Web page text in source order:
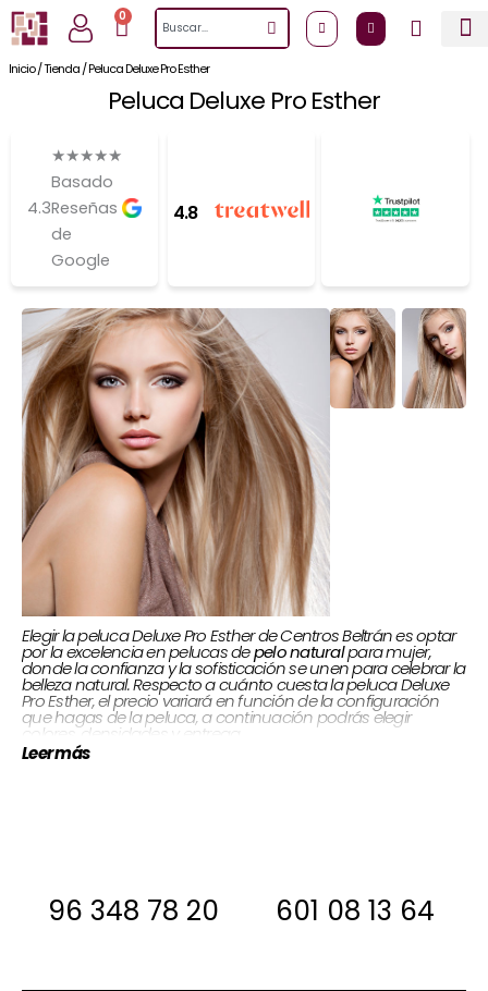
al
contenido
0
CartSearch
Inicio/Tienda/Peluca Deluxe Pro Esther
Peluca Deluxe Pro Esther
4.3
★★★★★
Basado
Reseñas
de
Google
4.8
Elegir la peluca Deluxe Pro Esther de Centros Beltrán es optar
por la excelencia en pelucas depelo naturalpara mujer,
donde la confianza y la sofisticación se unen para celebrar la
belleza natural. Respecto a cuánto cuesta la peluca Deluxe
Pro Esther, el precio variará en función de la configuración
que hagas de la peluca, a continuación podrás elegir
colores, densidades y entrega.
Es importante que sepas que el peinado que aparece en la
imagen no es el que te llegará, si quieres este peinado te lo
Leer más
96 348 78 20 601 08 13 64